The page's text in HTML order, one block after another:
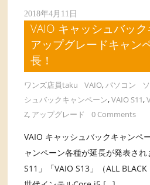
2018年4月11日
VAIO キャッシュバッ
アップグレードキャン
長！
ワンズ店員taku VAIO,パソコン
シュバックキャンペーン,VAIO S11,
Z, アップグレード 0 Comments
VAIO キャッシュバックキャンペ
ャンペーン各種が延長が発表さ
S11」「VAIO S13」（ALL